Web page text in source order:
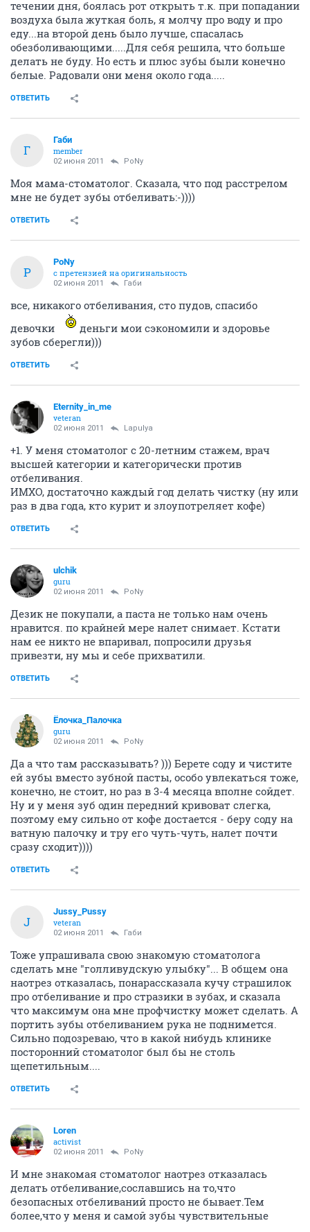
течении дня, боялась рот открыть т.к. при попадании
воздуха была жуткая боль, я молчу про воду и про
еду...на второй день было лучше, спасалась
обезболивающими.....Для себя решила, что больше
делать не буду. Но есть и плюс зубы были конечно
белые. Радовали они меня около года.....
ОТВЕТИТЬ
Г
Габи
member
02 июня 2011 PoNy
Моя мама-стоматолог. Сказала, что под расстрелом
мне не будет зубы отбеливать:-))))
ОТВЕТИТЬ
P
PoNy
с претензией на оригинальность
02 июня 2011 Габи
все, никакого отбеливания, сто пудов, спасибо
девочки
деньги мои сэкономили и здоровье
зубов сберегли)))
ОТВЕТИТЬ
Eternity_in_me
veteran
02 июня 2011 Lapulya
+1. У меня стоматолог с 20-летним стажем, врач
высшей категории и категорически против
отбеливания.
ИМХО, достаточно каждый год делать чистку (ну или
раз в два года, кто курит и злоупотреляет кофе)
ОТВЕТИТЬ
ulchik
guru
02 июня 2011 PoNy
Дезик не покупали, а паста не только нам очень
нравится. по крайней мере налет снимает. Кстати
нам ее никто не впаривал, попросили друзья
привезти, ну мы и себе прихватили.
ОТВЕТИТЬ
Ёлочка_Палочка
guru
02 июня 2011 PoNy
Да а что там рассказывать? ))) Берете соду и чистите
ей зубы вместо зубной пасты, особо увлекаться тоже,
конечно, не стоит, но раз в 3-4 месяца вполне сойдет.
Ну и у меня зуб один передний кривоват слегка,
поэтому ему сильно от кофе достается - беру соду на
ватную палочку и тру его чуть-чуть, налет почти
сразу сходит))))
ОТВЕТИТЬ
J
Jussy_Pussy
veteran
02 июня 2011 Габи
Тоже упрашивала свою знакомую стоматолога
сделать мне "голливудскую улыбку"... В общем она
наотрез отказалась, понарассказала кучу страшилок
про отбеливание и про стразики в зубах, и сказала
что максимум она мне профчистку может сделать. А
портить зубы отбеливанием рука не поднимется.
Сильно подозреваю, что в какой нибудь клинике
посторонний стоматолог был бы не столь
щепетильным....
ОТВЕТИТЬ
Loren
activist
02 июня 2011 PoNy
И мне знакомая стоматолог наотрез отказалась
делать отбеливание,сославшись на то,что
безопасных отбеливаний просто не бывает.Тем
более,что у меня и самой зубы чувствительные